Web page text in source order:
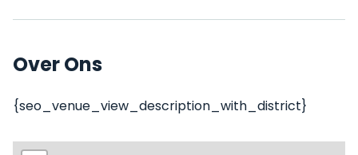
Over Ons
{seo_venue_view_description_with_district}